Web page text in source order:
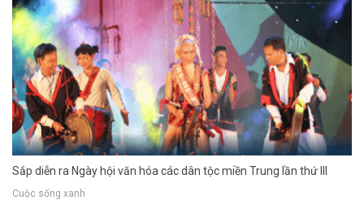
Sắp diễn ra Ngày hội văn hóa các dân tộc miền Trung lần thứ III
Cuộc sống xanh